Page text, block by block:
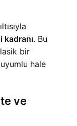
kadranı. Bu
bir
hale
ve